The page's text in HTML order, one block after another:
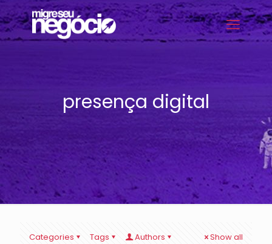
presença digital
Categories Tags Authors Show all